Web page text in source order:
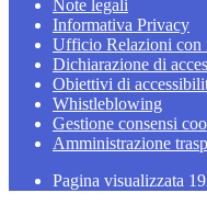
Note legali
Informativa Privacy
Ufficio Relazioni con
Dichiarazione di
Obiettivi di
Whistleblowing
Gestione consensi
Amministrazione
Pagina visualizzata